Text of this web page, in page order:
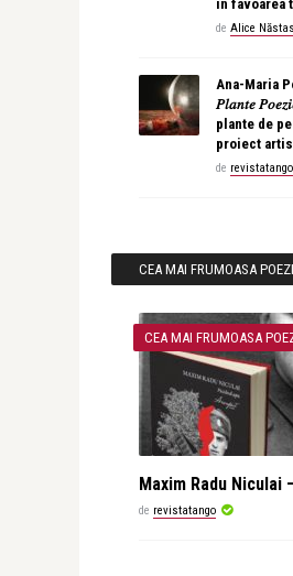
în favoarea
de Alice
Ana-Maria
𝑃𝑙𝑎𝑛𝑡𝑒
plante de
proiect
de revistatango
CEA MAI FRUMOASA
CEA MAI FRUMOASA
Maxim Radu Niculai
de revistatango